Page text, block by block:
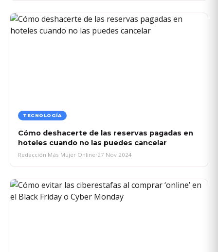
TECNOLOGÍA
Cómo deshacerte de las reservas pagadas en
hoteles cuando no las puedes cancelar
Redacción Más Mujer Online•27 Nov 2024